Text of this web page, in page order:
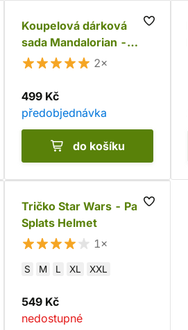
Koupelová dárková
sada Mandalorian -
Bounty Hunter2×
499 Kč
předobjednávka
do košíku
Tričko Star Wars - Paint
Splats Helmet
1×
S M L XL XXL
549 Kč
nedostupné